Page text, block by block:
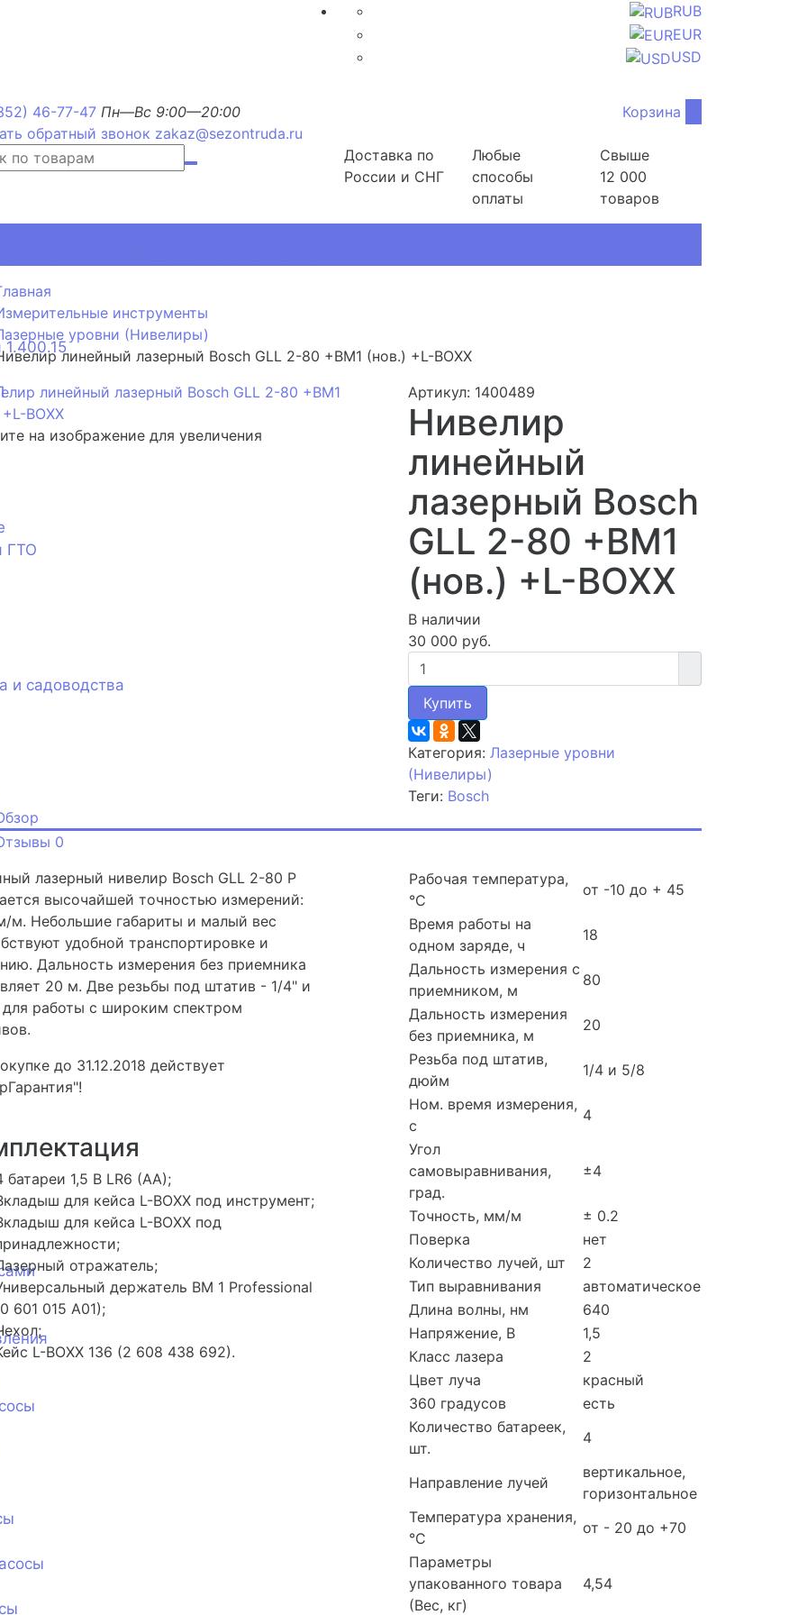
RUB
EUR
USD
46-77-47 Пн—Вс 9:00—20:00
обратный звонок zakaz@sezontruda.ru
Корзина
Доставка по
России и СНГ
Любые
способы
оплаты
Свыше
12 000
товаров
ГТО
и садоводства
инструменты
уровни (Нивелиры)
линейный лазерный Bosch GLL 2-80 +BM1 (нов.) +L-BOXX
на изображение для увеличения
Артикул: 1400489
Нивелир
линейный
лазерный Bosch
GLL 2-80 +BM1
(нов.) +L-BOXX
В наличии
30 000 руб.
Купить
Категория: Лазерные уровни
(Нивелиры)
Теги: Bosch
0
лазерный нивелир Bosch GLL 2-80 P
высочайшей точностью измерений:
м. Небольшие габариты и малый вес
удобной транспортировке и
Дальность измерения без приемника
20 м. Две резьбы под штатив - 1/4" и
работы с широким спектром
до 31.12.2018 действует
батареи 1,5 В LR6 (AA);
для кейса L-BOXX под инструмент;
для кейса L-BOXX под
отражатель;
держатель BM 1 Professional
601 015 A01);
L-BOXX 136 (2 608 438 692).
Рабочая температура,
°С
от -10 до + 45
Время работы на
одном заряде, ч
18
Дальность измерения с
приемником, м
80
Дальность измерения
без приемника, м
20
Резьба под штатив,
дюйм
1/4 и 5/8
Ном. время измерения,
с
4
Угол
самовыравнивания,
град.
±4
Точность, мм/м
± 0.2
Поверка
нет
Количество лучей, шт
2
Тип выравнивания
автоматическое
Длина волны, нм
640
Напряжение, В
1,5
Класс лазера
2
Цвет луча
красный
360 градусов
есть
Количество батареек,
шт.
4
Направление лучей
вертикальное,
горизонтальное
Температура хранения,
°С
от - 20 до +70
Параметры
упакованного товара
(Вес, кг)
4,54